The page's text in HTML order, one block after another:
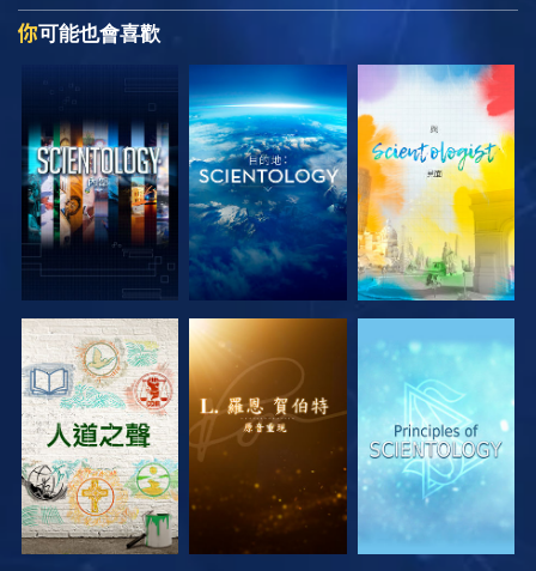
你可能也會喜歡
探索系列節目 探索系列節目 探索系列節目